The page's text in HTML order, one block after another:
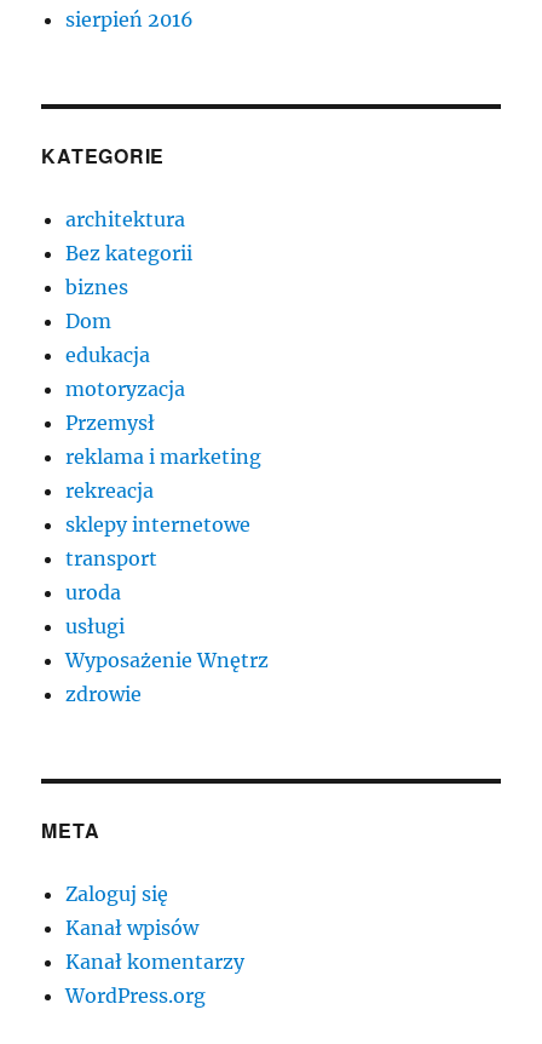
sierpień 2016
KATEGORIE
architektura
Bez kategorii
biznes
Dom
edukacja
motoryzacja
Przemysł
reklama i marketing
rekreacja
sklepy internetowe
transport
uroda
usługi
Wyposażenie Wnętrz
zdrowie
META
Zaloguj się
Kanał wpisów
Kanał komentarzy
WordPress.org